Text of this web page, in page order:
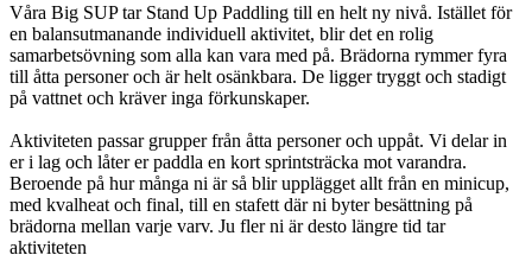
Våra Big SUP tar Stand Up Paddling till en helt ny nivå. Istället för
en balansutmanande individuell aktivitet, blir det en rolig
samarbetsövning som alla kan vara med på. Brädorna rymmer fyra
till åtta personer och är helt osänkbara. De ligger tryggt och stadigt
på vattnet och kräver inga förkunskaper.
Aktiviteten passar grupper från åtta personer och uppåt. Vi delar in
er i lag och låter er paddla en kort sprintsträcka mot varandra.
Beroende på hur många ni är så blir upplägget allt från en minicup,
med kvalheat och final, till en stafett där ni byter besättning på
brädorna mellan varje varv. Ju fler ni är desto längre tid tar
aktiviteten